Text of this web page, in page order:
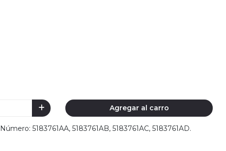
Agregar al carro
5183761AA, 5183761AB, 5183761AC, 5183761AD.